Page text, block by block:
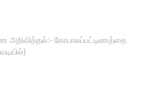
அறிவித்தல்:- கோபாலப்பட்டிணத்தை